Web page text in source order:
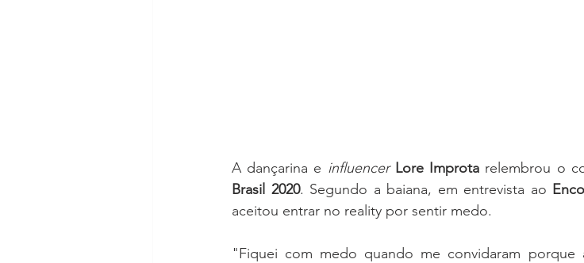
A dançarina e influencer Lore Improta relembrou o
Brasil 2020. Segundo a baiana, em entrevista ao
aceitou entrar no reality por sentir medo.
"Fiquei com medo quando me convidaram